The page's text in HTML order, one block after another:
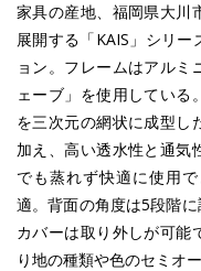
家具の産地、福岡県大川
展開する「KAIS」シリ
ョン。フレームはアルミ
ェーブ」を使用している
を三次元の網状に成型し
加え、高い透水性と通気
でも蒸れず快適に使用
適。背面の角度は5段階に
カバーは取り外しが可能
り地の種類や色のセミオ